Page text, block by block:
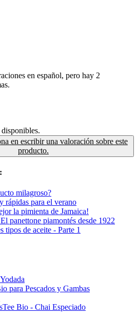
en español, pero hay 2
en escribir una valoración sobre este
producto.
milagroso?
rápidas para el verano
la pimienta de Jamaica!
panettone piamontés desde 1922
tipos de aceite - Parte 1
para Pescados y Gambas
Bio - Chai Especiado